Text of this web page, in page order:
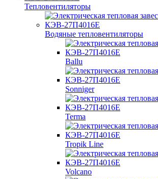
Тепловентиляторы
Водяные тепловентиляторы
Ballu
Sonniger
Terma
Tropik Line
Volcano